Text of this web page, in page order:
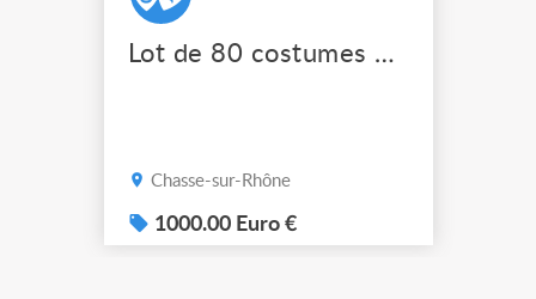
Lot de 80 costumes de scène pro
Chasse-sur-Rhône
1000.00 Euro €